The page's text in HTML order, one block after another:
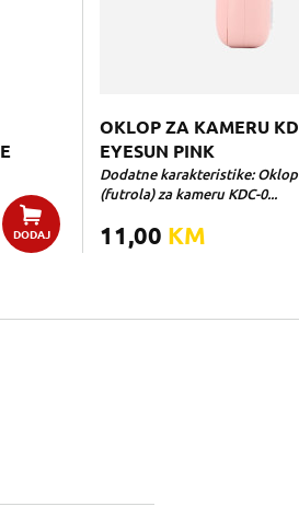
DODAJ
OKLOP ZA KAMERU
EYESUN PINK
Dodatne karakteristike: Oklop
(futrola) za kameru KDC-0...
11,00 KM